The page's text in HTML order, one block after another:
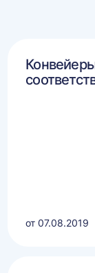
от 07.08.2019